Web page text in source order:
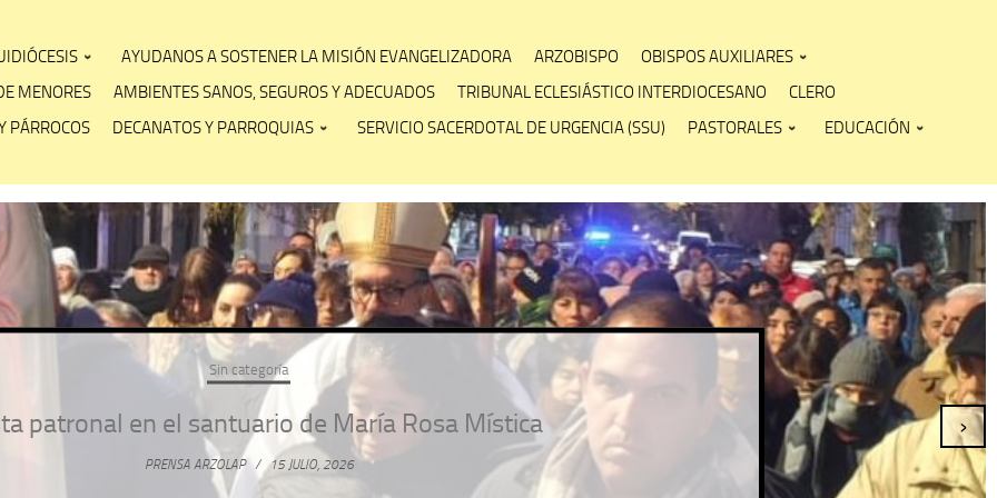
AYUDANOS A SOSTENER LA MISIÓN EVANGELIZADORA ARZOBISPO
OBISPOS AUXILIARES
MENORES
AMBIENTES SANOS, SEGUROS Y ADECUADOS TRIBUNAL ECLESIÁSTICO INTERDIOCESANO
CLERO
PÁRROCOS
DECANATOS Y PARROQUIAS SERVICIO SACERDOTAL DE URGENCIA (SSU) PASTORALES EDUCACIÓN
Sin categoría
misionera y evangelización de la Acción Católica de La Plata
PRENSA ARZOLAP / 6 JULIO, 2026
›